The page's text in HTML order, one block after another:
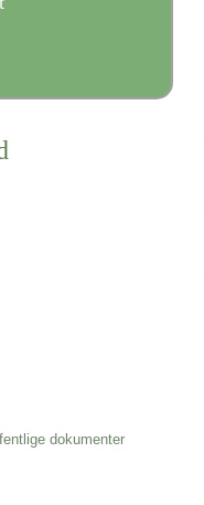
dokumenter